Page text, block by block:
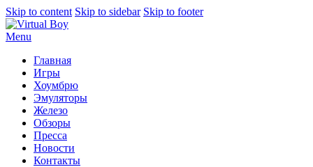
Skip to content Skip to sidebar Skip to footer
Menu
Главная
Игры
Хоумбрю
Эмуляторы
Железо
Обзоры
Пресса
Новости
Контакты